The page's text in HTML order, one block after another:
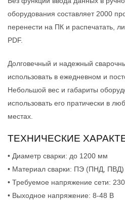
оборудования составляет 2000
перенести на ПК и распечатать,
PDF.
Долговечный и надежный
использовать в ежедневном и
Небольшой вес и габариты
использовать его пратически в
местах.
ТЕХНИЧЕСКИЕ
• Диаметр сварки: до 1200 мм
• Материал сварки: ПЭ (ПНД, ПВД)
• Требуемое напряжение сети:
• Выходное напряжение: 8-48 В